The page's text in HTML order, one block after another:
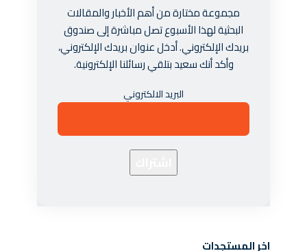
مجموعة مختارة من أهم الأخبار والمقالات
البحثية لهذا الأسبوع تصل مباشرة إلى صندوق
بريدك الإلكتروني. أدخل عنوان بريدك الإلكتروني،
وأكد أنك سعيد بتلقي رسائلنا الإلكترونية.
البريد الالكتروني
اخر المستجدات